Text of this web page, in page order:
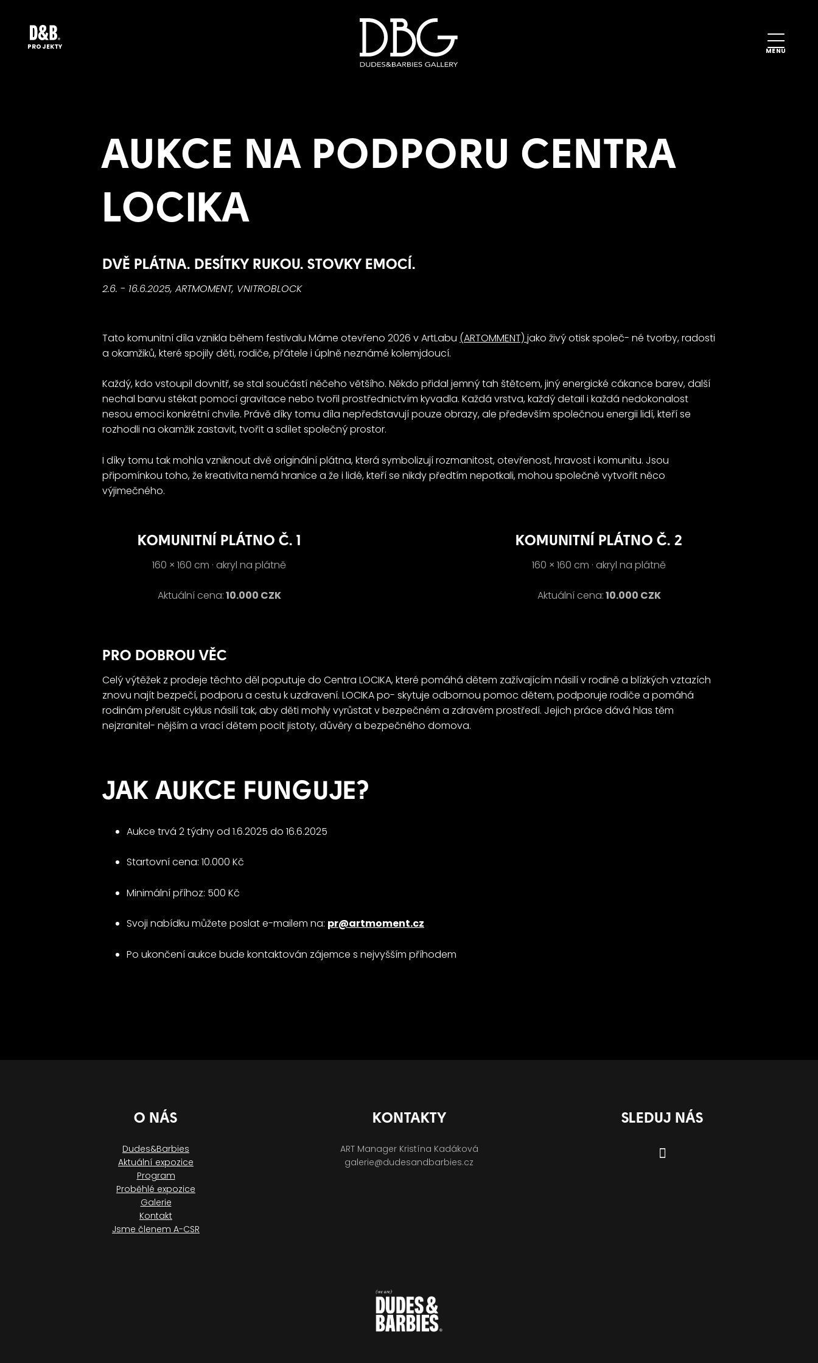
MENU
PROJEKTY
AUKCE NA PODPORU CENTRA
LOCIKA
DVĚ PLÁTNA. DESÍTKY RUKOU. STOVKY EMOCÍ.
2.6. - 16.6.2025, ARTMOMENT, VNITROBLOCK
Tato komunitní díla vznikla během festivalu Máme otevřeno 2026 v ArtLabu (ARTOMMENT) jako živý otisk společ- né tvorby, radosti
a okamžiků, které spojily děti, rodiče, přátele i úplně neznámé kolemjdoucí.
Každý, kdo vstoupil dovnitř, se stal součástí něčeho většího. Někdo přidal jemný tah štětcem, jiný energické cákance barev, další
nechal barvu stékat pomocí gravitace nebo tvořil prostřednictvím kyvadla. Každá vrstva, každý detail i každá nedokonalost
nesou emoci konkrétní chvíle. Právě díky tomu díla nepředstavují pouze obrazy, ale především společnou energii lidí, kteří se
rozhodli na okamžik zastavit, tvořit a sdílet společný prostor.
I díky tomu tak mohla vzniknout dvě originální plátna, která symbolizují rozmanitost, otevřenost, hravost i komunitu. Jsou
připomínkou toho, že kreativita nemá hranice a že i lidé, kteří se nikdy předtím nepotkali, mohou společně vytvořit něco
výjimečného.
KOMUNITNÍ PLÁTNO Č. 1
160 × 160 cm · akryl na plátně
Aktuální cena:10.000 CZK
KOMUNITNÍ PLÁTNO Č. 2
160 × 160 cm · akryl na plátně
Aktuální cena:10.000 CZK
PRO DOBROU VĚC
Celý výtěžek z prodeje těchto děl poputuje do Centra LOCIKA, které pomáhá dětem zažívajícím násilí v rodině a blízkých vztazích
znovu najít bezpečí, podporu a cestu k uzdravení. LOCIKA po- skytuje odbornou pomoc dětem, podporuje rodiče a pomáhá
rodinám přerušit cyklus násilí tak, aby děti mohly vyrůstat v bezpečném a zdravém prostředí. Jejich práce dává hlas těm
nejzranitel- nějším a vrací dětem pocit jistoty, důvěry a bezpečného domova.
JAK AUKCE FUNGUJE?
Aukce trvá 2 týdny od 1.6.2025 do 16.6.2025
Startovní cena: 10.000 Kč
Minimální příhoz: 500 Kč
Svoji nabídku můžete poslat e-mailem na: pr@artmoment.cz
Po ukončení aukce bude kontaktován zájemce s nejvyšším příhodem
O NÁS
Dudes&Barbies
Aktuální expozice
Program
Proběhlé expozice
Galerie
Kontakt
Jsme členem A-CSR
KONTAKTY
ART Manager Kristína Kadáková
galerie@dudesandbarbies.cz
SLEDUJ NÁS